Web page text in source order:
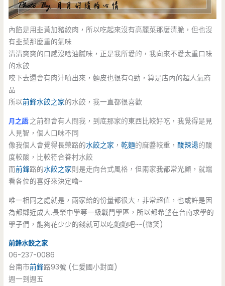
內餡是用韭黃加豬絞肉，所以吃起來沒有高麗菜那麼清脆，但也沒
有韭菜那麼重的氣味
清清爽爽的口感沒啥油膩味，正是我所愛的，我向來不愛太重口味
的水餃
咬下去還會有肉汁噴出來，麵皮也很有Q勁，算是店內的超人氣商
品
所以前鋒水餃之家的水餃，我一直都很喜歡
月之語:之前都會有人問我，到底那家的東西比較好吃，我覺得是見
人見智，個人口味不同
像我個人會覺得長榮路的水餃之家 ，乾麵的麻醬較重，酸辣湯的酸
度較酸，比較符合眷村水餃
而前鋒路的水餃之家則是走向台式風格，但兩家我都常光顧，就端
看各位的喜好來決定嚕~
唯一相同之處就是，兩家給的份量都很大，非常超值，也或許是因
為都鄰近成大.長榮中學等一級戰鬥學區，所以都希望在台南求學的
學子們，能夠花少少的錢就可以吃飽飽吧~~(微笑)
前鋒水餃之家
06-237-0086
台南市前鋒路93號 (仁愛國小對面)
週一到週五